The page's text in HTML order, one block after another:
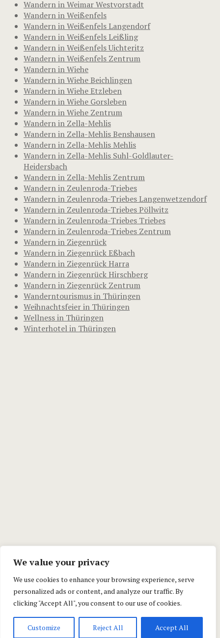
We value your privacy
We use cookies to enhance your browsing experience, serve
personalized ads or content, and analyze our traffic. By
clicking "Accept All", you consent to our use of cookies.
Customize Reject All Accept All
Wandern in Weimar Westvorstadt
Wandern in Weißenfels
Wandern in Weißenfels Langendorf
Wandern in Weißenfels Leißling
Wandern in Weißenfels Uichteritz
Wandern in Weißenfels Zentrum
Wandern in Wiehe
Wandern in Wiehe Beichlingen
Wandern in Wiehe Etzleben
Wandern in Wiehe Gorsleben
Wandern in Wiehe Zentrum
Wandern in Zella-Mehlis
Wandern in Zella-Mehlis Benshausen
Wandern in Zella-Mehlis Mehlis
Wandern in Zella-Mehlis Suhl-Goldlauter-
Heidersbach
Wandern in Zella-Mehlis Zentrum
Wandern in Zeulenroda-Triebes
Wandern in Zeulenroda-Triebes Langenwetzendorf
Wandern in Zeulenroda-Triebes Pöllwitz
Wandern in Zeulenroda-Triebes Triebes
Wandern in Zeulenroda-Triebes Zentrum
Wandern in Ziegenrück
Wandern in Ziegenrück Eßbach
Wandern in Ziegenrück Harra
Wandern in Ziegenrück Hirschberg
Wandern in Ziegenrück Zentrum
Wanderntourismus in Thüringen
Weihnachtsfeier in Thüringen
Wellness in Thüringen
Winterhotel in Thüringen